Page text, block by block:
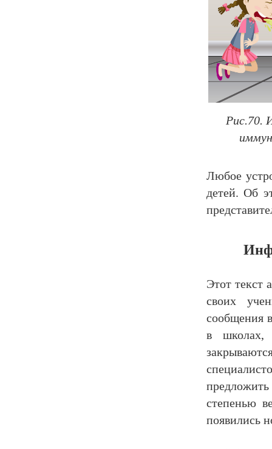
Рис.70.
Любое
детей. Об
Этот текст
своих
сообщения
в школах,
степенью
появились